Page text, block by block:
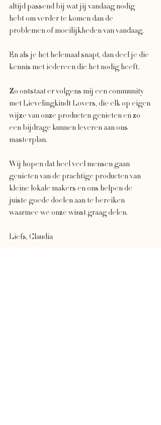
altijd passend bij wat jij vandaag nodig
hebt om verder te komen dan de
problemen of moeilijkheden van vandaag.
En als je het helemaal snapt, dan deel je die
kennis met iedereen die het nodig heeft.
Zo ontstaat er volgens mij een community
met Lievelingkindt Lovers, die elk op eigen
wijze van onze producten genieten en zo
een bijdrage kunnen leveren aan ons
masterplan.
Wij hopen dat heel veel mensen gaan
genieten van de prachtige producten van
kleine lokale makers en ons helpen de
juiste goede doelen aan te bereiken
waarmee we onze winst graag delen.
Liefs, Claudia